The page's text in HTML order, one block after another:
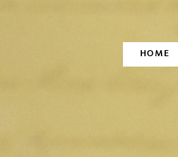
HOME